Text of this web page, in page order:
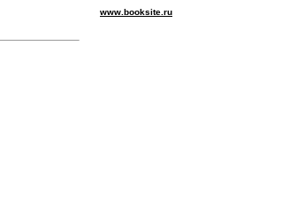
www.booksite.ru